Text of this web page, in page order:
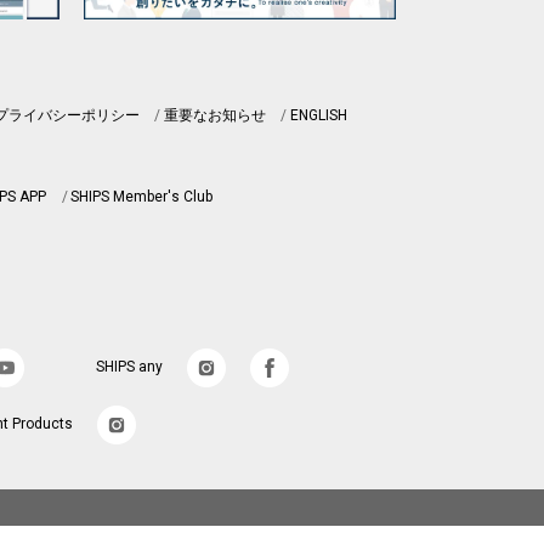
ライバシーポリシー 重要なお知らせ ENGLISH
APP SHIPS Member's Club
SHIPS any
Products